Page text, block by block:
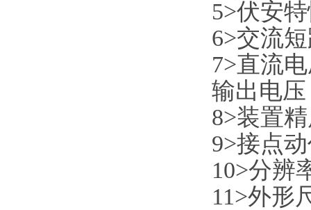
5>伏安
6>交流
7>直流
输出电
8>装置
9>接点
10>分辨
11>外形